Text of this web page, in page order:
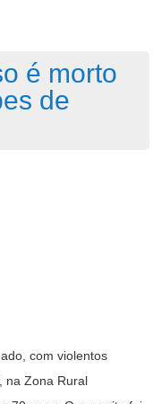
é morto
de
com violentos
na Zona Rural